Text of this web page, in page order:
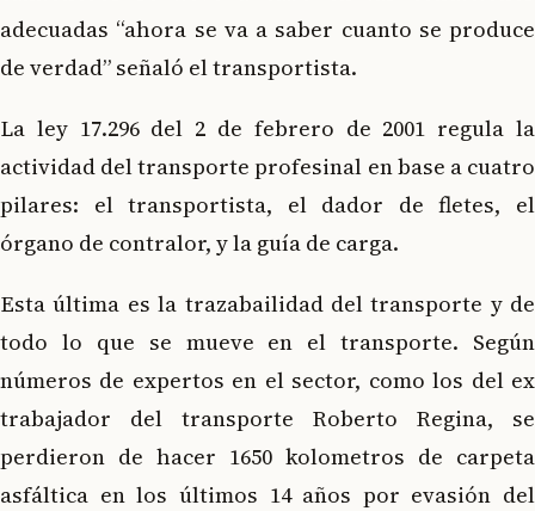
adecuadas “ahora se va a saber cuanto se produce
de verdad” señaló el transportista.
La ley 17.296 del 2 de febrero de 2001 regula la
actividad del transporte profesinal en base a cuatro
pilares: el transportista, el dador de fletes, el
órgano de contralor, y la guía de carga.
Esta última es la trazabailidad del transporte y de
todo lo que se mueve en el transporte. Según
números de expertos en el sector, como los del ex
trabajador del transporte Roberto Regina, se
perdieron de hacer 1650 kolometros de carpeta
asfáltica en los últimos 14 años por evasión del